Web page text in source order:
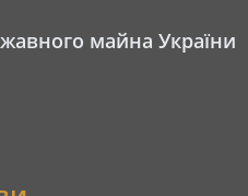
майна України